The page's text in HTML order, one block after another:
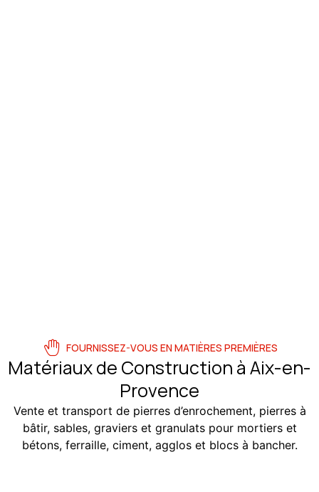
FOURNISSEZ-VOUS EN MATIÈRES PREMIÈRES
Matériaux de Construction à Aix-en-
Provence
Vente et transport de pierres d’enrochement, pierres à
bâtir, sables, graviers et granulats pour mortiers et
bétons, ferraille, ciment, agglos et blocs à bancher.